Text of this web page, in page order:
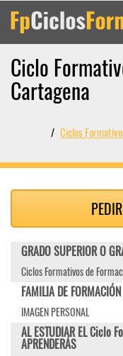
Ciclo
Cartagena
Ciclos
GRADO SUPERIOR O
Ciclos Formativos de
FAMILIA DE
IMAGEN PERSONAL
AL ESTUDIAR EL Ciclo
APRENDERÁS